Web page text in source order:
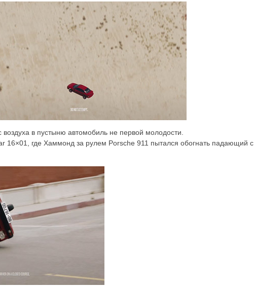
в пустыню автомобиль не первой молодости.
16×01, где Хаммонд за рулем Porsche 911 пытался обогнать падающий с